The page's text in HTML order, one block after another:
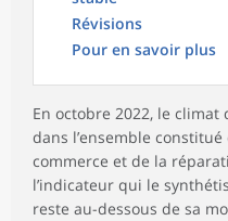
Révisions
Pour en savoir plus
En octobre 2022, le
dans l’ensemble
commerce et de la
l’indicateur qui le
reste au-dessous de sa